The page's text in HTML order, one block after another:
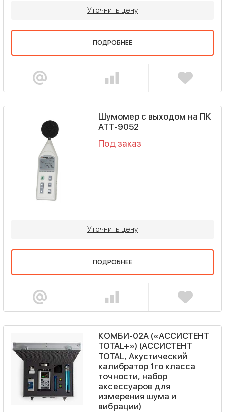
Уточнить цену
ПОДРОБНЕЕ
Шумомер с выходом на ПК
АТТ-9052
Под заказ
Уточнить цену
ПОДРОБНЕЕ
КОМБИ-02А («АССИСТЕНТ
TOTAL+») (АССИСТЕНТ
TOTAL, Акустический
калибратор 1го класса
точности, набор
аксессуаров для
измерения шума и
вибрации)